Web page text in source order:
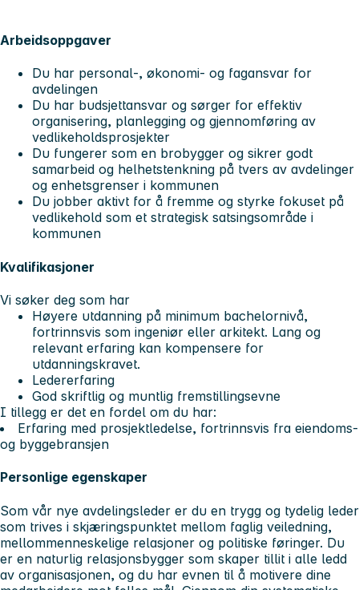
Arbeidsoppgaver
Du har personal-, økonomi- og fagansvar for
avdelingen
Du har budsjettansvar og sørger for effektiv
organisering, planlegging og gjennomføring av
vedlikeholdsprosjekter
Du fungerer som en brobygger og sikrer godt
samarbeid og helhetstenkning på tvers av avdelinger
og enhetsgrenser i kommunen
Du jobber aktivt for å fremme og styrke fokuset på
vedlikehold som et strategisk satsingsområde i
kommunen
Kvalifikasjoner
Vi søker deg som har
Høyere utdanning på minimum bachelornivå,
fortrinnsvis som ingeniør eller arkitekt. Lang og
relevant erfaring kan kompensere for
utdanningskravet.
Ledererfaring
God skriftlig og muntlig fremstillingsevne
I tillegg er det en fordel om du har:
Erfaring med prosjektledelse, fortrinnsvis fra eiendoms-
og byggebransjen
Personlige egenskaper
Som vår nye avdelingsleder er du en trygg og tydelig leder
som trives i skjæringspunktet mellom faglig veiledning,
mellommenneskelige relasjoner og politiske føringer. Du
er en naturlig relasjonsbygger som skaper tillit i alle ledd
av organisasjonen, og du har evnen til å motivere dine